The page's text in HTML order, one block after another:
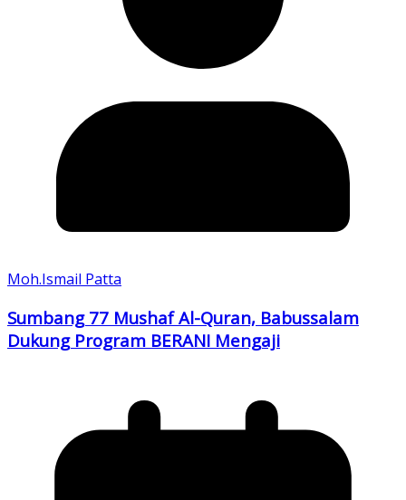
Moh.Ismail Patta
Sumbang 77 Mushaf Al-Quran, Babussalam
Dukung Program BERANI Mengaji